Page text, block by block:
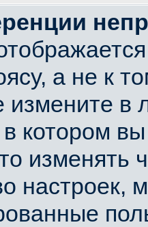
а не к
измените в
в котором
изменять
настроек,